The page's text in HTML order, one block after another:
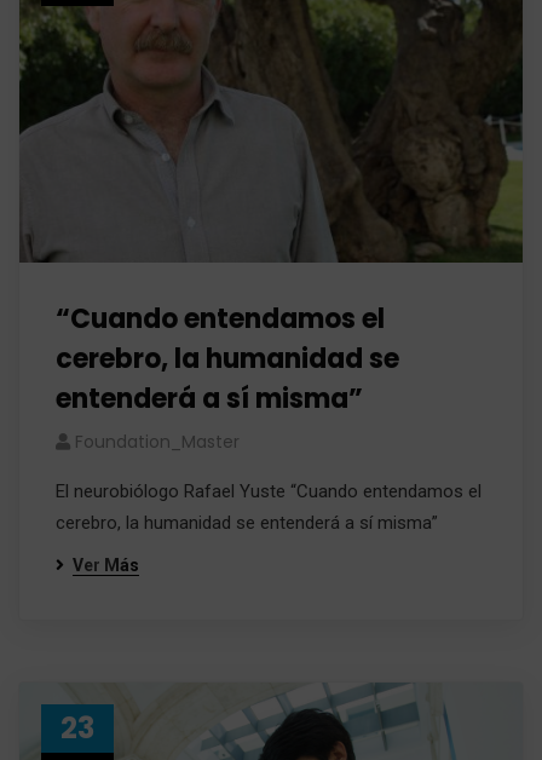
“Cuando entendamos el
cerebro, la humanidad se
entenderá a sí misma”
Foundation_Master
El neurobiólogo Rafael Yuste “Cuando entendamos el
cerebro, la humanidad se entenderá a sí misma”
Ver Más
23